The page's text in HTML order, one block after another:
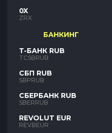
0X
ZRX
БАНКИНГ
Т-БАНК RUB
TCSBRUB
СБП RUB
SBPRUB
СБЕРБАНК RUB
SBERRUB
REVOLUT EUR
REVBEUR